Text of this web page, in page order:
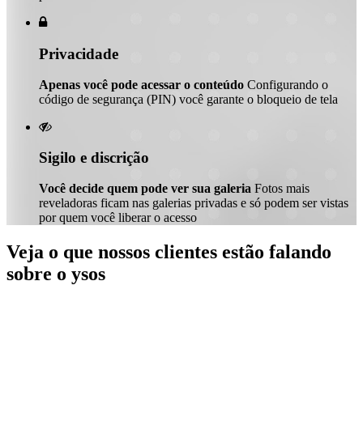

Privacidade
Apenas você pode acessar o conteúdo Configurando o
código de segurança (PIN) você garante o bloqueio de tela

Sigilo e discrição
Você decide quem pode ver sua galeria Fotos mais
reveladoras ficam nas galerias privadas e só podem ser vistas
por quem você liberar o acesso
Veja o que nossos clientes estão falando
sobre o ysos